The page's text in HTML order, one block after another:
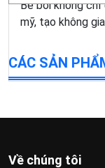
Bể bơi không
mỹ, tạo không
CÁC SẢN
Về chúng tôi